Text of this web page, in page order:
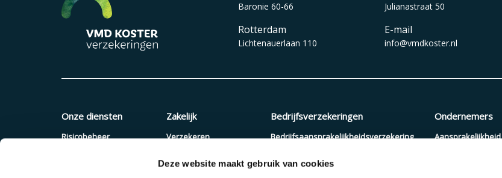
Deze website maakt gebruik van cookies
Baronie 60-66
Rotterdam
Lichtenauerlaan 110
Julianastraat 50
E-mail
info@vmdkoster.nl
Onze diensten
Risicobeheer
Zakelijk
Verzekeren
Offerte aanvragen
Bedrijfsverzekeringen
Bedrijfsaansprakelijkheidsverzekering
Zakelijke autoverzekering
Ondernemers
Aansprakelijkheid